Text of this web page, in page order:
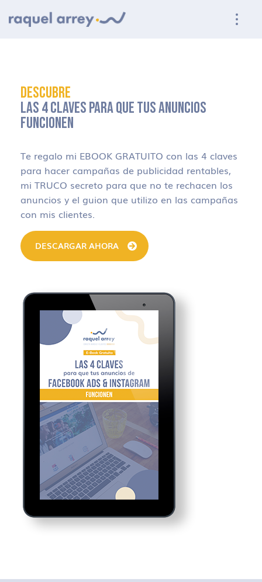
DESCUBRE
LAS 4 CLAVES PARA QUE TUS ANUNCIOS
FUNCIONEN
Te regalo mi EBOOK GRATUITO con las 4 claves
para hacer campañas de publicidad rentables,
mi TRUCO secreto para que no te rechacen los
anuncios y el guion que utilizo en las campañas
con mis clientes.
DESCARGAR AHORA